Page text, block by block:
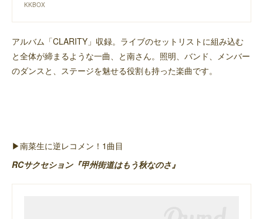
KKBOX
アルバム「CLARITY」収録。ライブのセットリストに組み込む
と全体が締まるような一曲、と南さん。照明、バンド、メンバー
のダンスと、ステージを魅せる役割も持った楽曲です。
▶︎南菜生に逆レコメン！1曲目
RCサクセション『甲州街道はもう秋なのさ』